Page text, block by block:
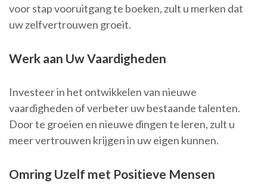
voor stap vooruitgang te boeken, zult u merken dat
uw zelfvertrouwen groeit.
Werk aan Uw Vaardigheden
Investeer in het ontwikkelen van nieuwe
vaardigheden of verbeter uw bestaande talenten.
Door te groeien en nieuwe dingen te leren, zult u
meer vertrouwen krijgen in uw eigen kunnen.
Omring Uzelf met Positieve Mensen